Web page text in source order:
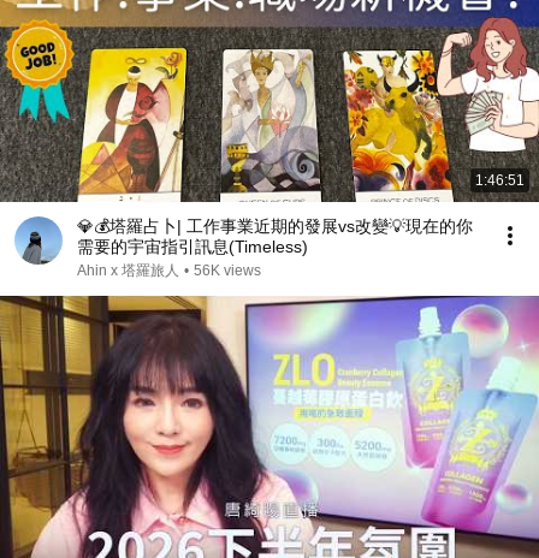
1:46:51
💎💰塔羅占卜| 工作事業近期的發展vs改變💡現在的你
需要的宇宙指引訊息(Timeless)
Ahin x 塔羅旅人 • 56K views